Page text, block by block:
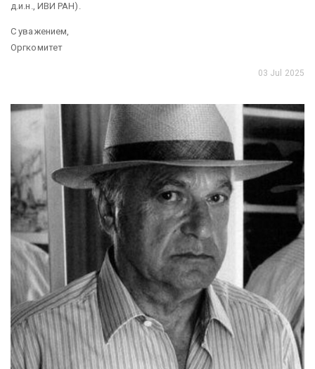
д.и.н., ИВИ РАН).
С уважением,
Оргкомитет
03 Jul 2025